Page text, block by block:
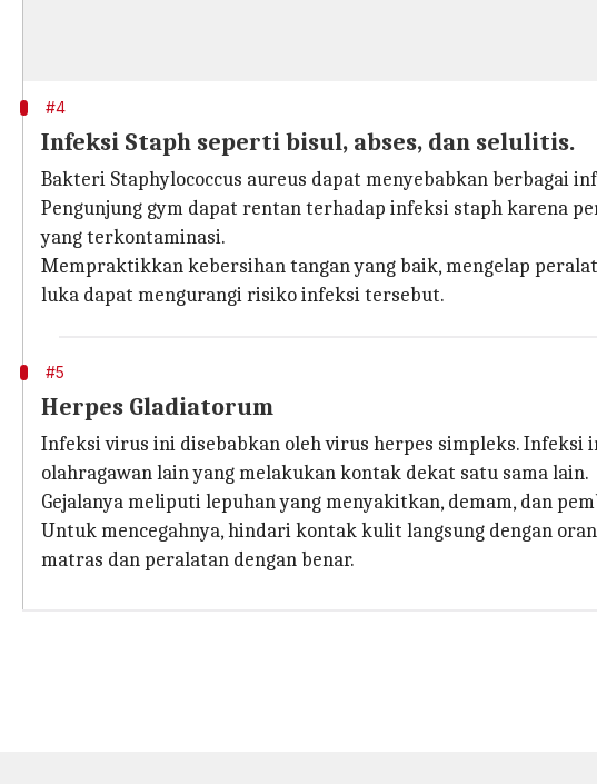
#4
Infeksi Staph seperti bisul, abses, dan selulitis.
Bakteri Staphylococcus aureus dapat menyebabkan berbagai
Pengunjung gym dapat rentan terhadap infeksi staph karena
yang terkontaminasi.
Mempraktikkan kebersihan tangan yang baik, mengelap
luka dapat mengurangi risiko infeksi tersebut.
#5
Herpes Gladiatorum
Infeksi virus ini disebabkan oleh virus herpes simpleks.
olahragawan lain yang melakukan kontak dekat satu sama lain.
Gejalanya meliputi lepuhan yang menyakitkan, demam, dan
Untuk mencegahnya, hindari kontak kulit langsung dengan
matras dan peralatan dengan benar.